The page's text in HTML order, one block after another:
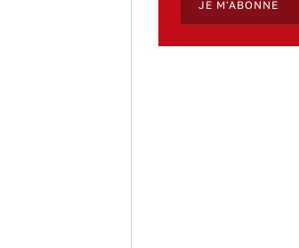
JE M'ABONNE